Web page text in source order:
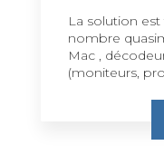
La solution
nombre
Mac ,
(moniteurs,